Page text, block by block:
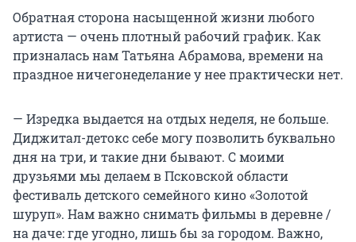
Обратная сторона насыщенной жизни любого
артиста — очень плотный рабочий график. Как
призналась нам Татьяна Абрамова, времени на
праздное ничегонеделание у нее практически нет.
— Изредка выдается на отдых неделя, не больше.
Диджитал-детокс себе могу позволить буквально
дня на три, и такие дни бывают. С моими
друзьями мы делаем в Псковской области
фестиваль детского семейного кино «Золотой
шуруп». Нам важно снимать фильмы в деревне /
на даче: где угодно, лишь бы за городом. Важно,